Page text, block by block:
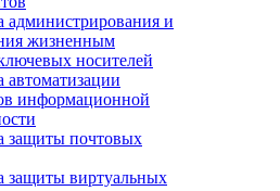
администрирования и
жизненным
носителей
автоматизации
информационной
защиты почтовых
защиты виртуальных